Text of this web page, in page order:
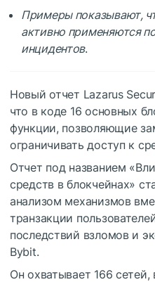
Примеры показывают,
активно применяются
инцидентов.
Новый отчет Lazarus
что в коде 16 основных
функции, позволяющие
ограничивать доступ к
Отчет под названием
средств в блокчейнах»
анализом механизмов
транзакции
последствий взломов и
Bybit.
Он охватывает 166 сетей,